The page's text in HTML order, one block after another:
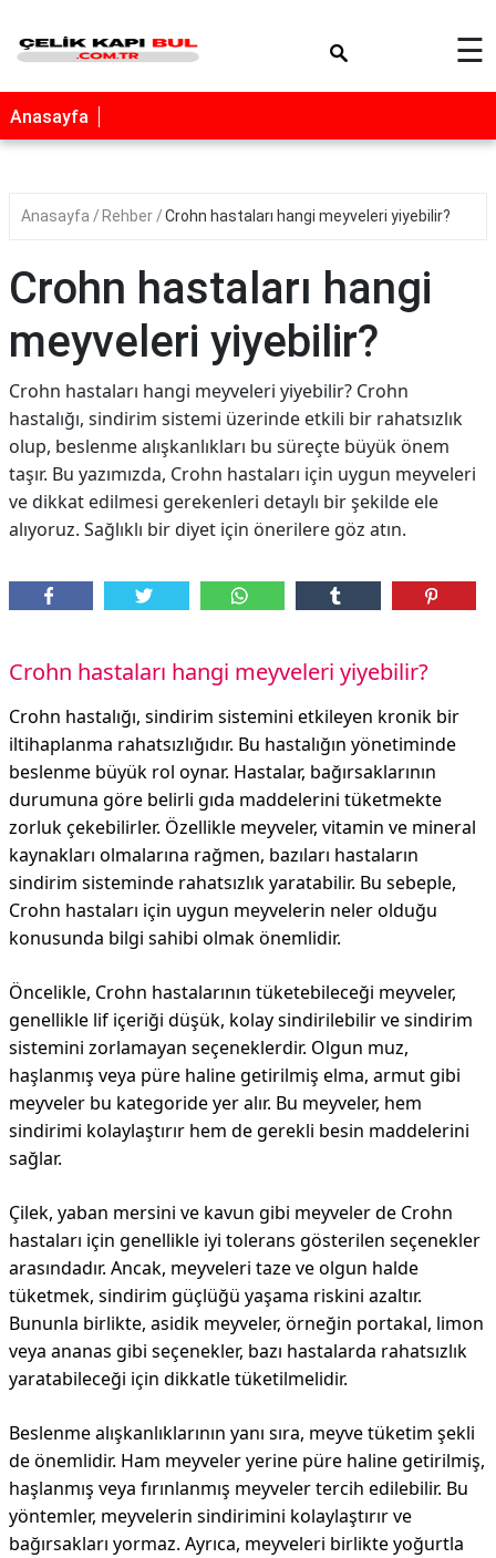
☰
Anasayfa
Anasayfa Rehber Crohn hastaları hangi meyveleri yiyebilir?
Crohn hastaları hangi
meyveleri yiyebilir?
Crohn hastaları hangi meyveleri yiyebilir? Crohn
hastalığı, sindirim sistemi üzerinde etkili bir rahatsızlık
olup, beslenme alışkanlıkları bu süreçte büyük önem
taşır. Bu yazımızda, Crohn hastaları için uygun meyveleri
ve dikkat edilmesi gerekenleri detaylı bir şekilde ele
alıyoruz. Sağlıklı bir diyet için önerilere göz atın.
Crohn hastaları hangi meyveleri yiyebilir?
Crohn hastalığı, sindirim sistemini etkileyen kronik bir
iltihaplanma rahatsızlığıdır. Bu hastalığın yönetiminde
beslenme büyük rol oynar. Hastalar, bağırsaklarının
durumuna göre belirli gıda maddelerini tüketmekte
zorluk çekebilirler. Özellikle meyveler, vitamin ve mineral
kaynakları olmalarına rağmen, bazıları hastaların
sindirim sisteminde rahatsızlık yaratabilir. Bu sebeple,
Crohn hastaları için uygun meyvelerin neler olduğu
konusunda bilgi sahibi olmak önemlidir.
Öncelikle, Crohn hastalarının tüketebileceği meyveler,
genellikle lif içeriği düşük, kolay sindirilebilir ve sindirim
sistemini zorlamayan seçeneklerdir. Olgun muz,
haşlanmış veya püre haline getirilmiş elma, armut gibi
meyveler bu kategoride yer alır. Bu meyveler, hem
sindirimi kolaylaştırır hem de gerekli besin maddelerini
sağlar.
Çilek, yaban mersini ve kavun gibi meyveler de Crohn
hastaları için genellikle iyi tolerans gösterilen seçenekler
arasındadır. Ancak, meyveleri taze ve olgun halde
tüketmek, sindirim güçlüğü yaşama riskini azaltır.
Bununla birlikte, asidik meyveler, örneğin portakal, limon
veya ananas gibi seçenekler, bazı hastalarda rahatsızlık
yaratabileceği için dikkatle tüketilmelidir.
Beslenme alışkanlıklarının yanı sıra, meyve tüketim şekli
de önemlidir. Ham meyveler yerine püre haline getirilmiş,
haşlanmış veya fırınlanmış meyveler tercih edilebilir. Bu
yöntemler, meyvelerin sindirimini kolaylaştırır ve
bağırsakları yormaz. Ayrıca, meyveleri birlikte yoğurtla